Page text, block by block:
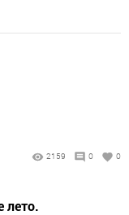
2159 0 0
лето.